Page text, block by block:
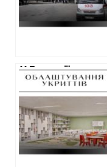
за 50 мільйонів
гривень
У Балаклії
планують
збудувати
підземну школу
за 100 мільйонів
гривень